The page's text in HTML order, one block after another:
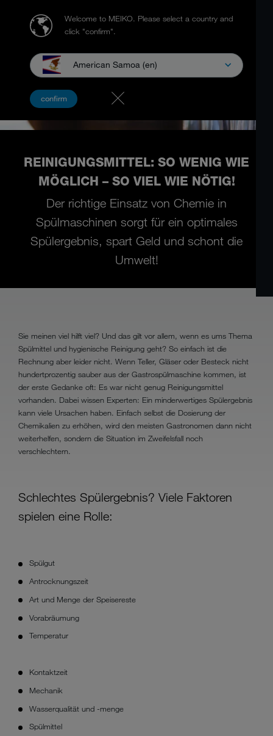
Welcome to MEIKO. Please select a country and
click "confirm".
American Samoa (en)
confirm
REINIGUNGSMITTEL: SO WENIG WIE
MÖGLICH – SO VIEL WIE NÖTIG!
Der richtige Einsatz von Chemie in
Spülmaschinen sorgt für ein optimales
Spülergebnis, spart Geld und schont die
Umwelt!
Sie meinen viel hilft viel? Und das gilt vor allem, wenn es ums Thema
Spülmittel und hygienische Reinigung geht? So einfach ist die
Rechnung aber leider nicht. Wenn Teller, Gläser oder Besteck nicht
hundertprozentig sauber aus der Gastrospülmaschine kommen, ist
der erste Gedanke oft: Es war nicht genug Reinigungsmittel
vorhanden. Dabei wissen Experten: Ein minderwertiges Spülergebnis
kann viele Ursachen haben. Einfach selbst die Dosierung der
Chemikalien zu erhöhen, wird den meisten Gastronomen dann nicht
weiterhelfen, sondern die Situation im Zweifelsfall noch
verschlechtern.
Schlechtes Spülergebnis? Viele Faktoren
spielen eine Rolle:
Spülgut
Antrocknungszeit
Art und Menge der Speisereste
Vorabräumung
Temperatur
Kontaktzeit
Mechanik
Wasserqualität und -menge
Spülmittel